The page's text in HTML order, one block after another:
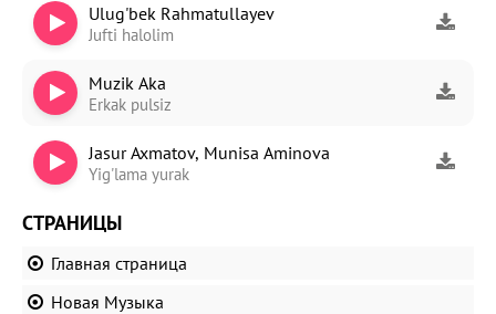
Ulug'bek Rahmatullayev
Jufti halolim
Muzik Aka
Erkak pulsiz
Jasur Axmatov, Munisa Aminova
Yig'lama yurak
СТРАНИЦЫ
Главная страница
Новая Музыка